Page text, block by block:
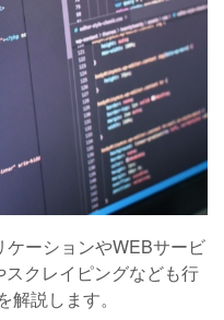
ーションやWEBサービ
クレイピングなども行
説します。